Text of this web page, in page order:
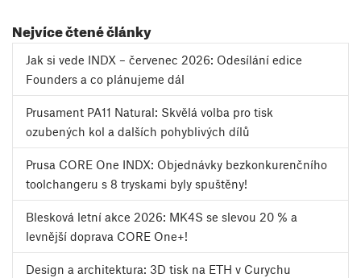
Nejvíce čtené články
Jak si vede INDX – červenec 2026: Odesílání edice
Founders a co plánujeme dál
Prusament PA11 Natural: Skvělá volba pro tisk
ozubených kol a dalších pohyblivých dílů
Prusa CORE One INDX: Objednávky bezkonkurenčního
toolchangeru s 8 tryskami byly spuštěny!
Blesková letní akce 2026: MK4S se slevou 20 % a
levnější doprava CORE One+!
Design a architektura: 3D tisk na ETH v Curychu